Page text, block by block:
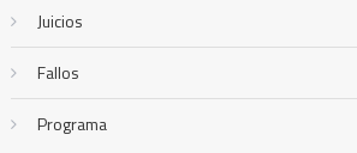
Juicios
Fallos
Programa